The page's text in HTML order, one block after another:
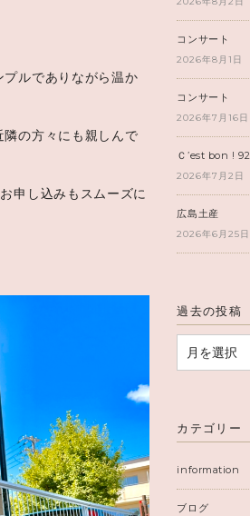
ルでありながら温か
の方々にも親しんで
申し込みもスムーズに
コンサート
2026年8月1日
コンサート
2026年7月16日
Ｃ’est bon ! 92
2026年7月2日
広島土産
2026年6月25日
過去の投稿
カテゴリー
information
ブログ